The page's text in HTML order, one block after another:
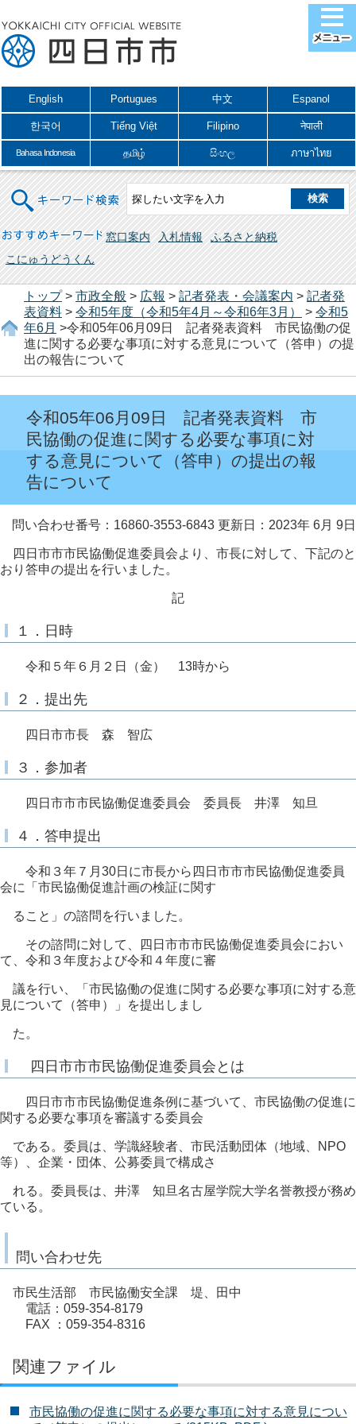
English Portugues 中文 Espanol
한국어 Tiếng Việt Filipino नेपाली
Bahasa Indonesia தமிழ் සිංහල ภาษาไทย
キーワード検索
おすすめキーワード 窓口案内 入札情報
ふるさと納税
こにゅうどうくん
トップ> 市政全般 > 広報 > 記者発表・会議案内 > 記者発
表資料 > 令和5年度（令和5年4月～令和6年3月） > 令和5
年6月 >令和05年06月09日 記者発表資料 市民協働の促
進に関する必要な事項に対する意見について（答申）の提
出の報告について
令和05年06月09日 記者発表資料 市
民協働の促進に関する必要な事項に対
する意見について（答申）の提出の報
告について
問い合わせ番号：16860-3553-6843 更新日：2023年 6月 9日
四日市市市民協働促進委員会より、市長に対して、下記のと
おり答申の提出を行いました。
記
１．日時
令和５年６月２日（金） 13時から
２．提出先
四日市市長 森 智広
３．参加者
四日市市市民協働促進委員会 委員長 井澤 知旦
４．答申提出
令和３年７月30日に市長から四日市市市民協働促進委員
会に「市民協働促進計画の検証に関す
ること」の諮問を行いました。
その諮問に対して、四日市市市民協働促進委員会におい
て、令和３年度および令和４年度に審
議を行い、「市民協働の促進に関する必要な事項に対する意
見について（答申）」を提出しまし
た。
四日市市市民協働促進委員会とは
四日市市市民協働促進条例に基づいて、市民協働の促進に
関する必要な事項を審議する委員会
である。委員は、学識経験者、市民活動団体（地域、NPO
等）、企業・団体、公募委員で構成さ
れる。委員長は、井澤 知旦名古屋学院大学名誉教授が務め
ている。
問い合わせ先
市民生活部 市民協働安全課 堤、田中
電話：059-354-8179
FAX ：059-354-8316
関連ファイル
市民協働の促進に関する必要な事項に対する意見につい